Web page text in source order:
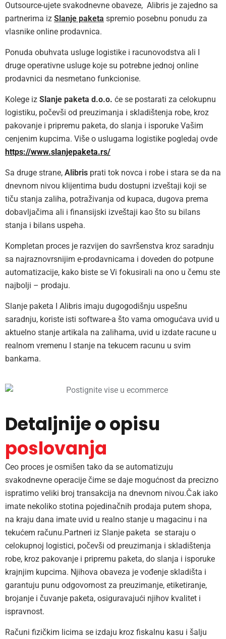
Outsource-ujete svakodnevne obaveze, Alibris je zajedno sa
partnerima iz Slanje paketa spremio posebnu ponudu za
vlasnike online prodavnica.
Ponuda obuhvata usluge logistike i racunovodstva ali I
druge operativne usluge koje su potrebne jednoj online
prodavnici da nesmetano funkcionise.
Kolege iz Slanje paketa d.o.o. će se postarati za celokupnu
logistiku, počevši od preuzimanja i skladištenja robe, kroz
pakovanje i pripremu paketa, do slanja i isporuke Vašim
cenjenim kupcima. Više o uslugama logistike pogledaj ovde
https://www.slanjepaketa.rs/
Sa druge strane, Alibris prati tok novca i robe i stara se da na
dnevnom nivou klijentima budu dostupni izveštaji koji se
tiču stanja zaliha, potraživanja od kupaca, dugova prema
dobavljačima ali i finansijski izveštaji kao što su bilans
stanja i bilans uspeha.
Kompletan proces je razvijen do savršenstva kroz saradnju
sa najraznovrsnijim e-prodavnicama i doveden do potpune
automatizacije, kako biste se Vi fokusirali na ono u čemu ste
najbolji – prodaju.
Slanje paketa I Alibris imaju dugogodišnju uspešnu
saradnju, koriste isti software-a što vama omogućava uvid u
aktuelno stanje artikala na zalihama, uvid u izdate racune u
realnom vremenu I stanje na tekucem racunu u svim
bankama.
Detaljnije o opisu
poslovanja
Ceo proces je osmišen tako da se automatizuju
svakodnevne operacije čime se daje mogućnost da precizno
ispratimo veliki broj transakcija na dnevnom nivou.Čak iako
imate nekoliko stotina pojedinačnih prodaja putem shopa,
na kraju dana imate uvid u realno stanje u magacinu i na
tekućem računu.Partneri iz Slanje paketa se staraju o
celokupnoj logistici, počevši od preuzimanja i skladištenja
robe, kroz pakovanje i pripremu paketa, do slanja i isporuke
krajnjim kupcima. Njihova obaveza je vođenje skladišta i
garantuju punu odgovornost za preuzimanje, etiketiranje,
brojanje i čuvanje paketa, osiguravajući njihov kvalitet i
ispravnost.
Računi fizičkim licima se izdaju kroz fiskalnu kasu i šalju